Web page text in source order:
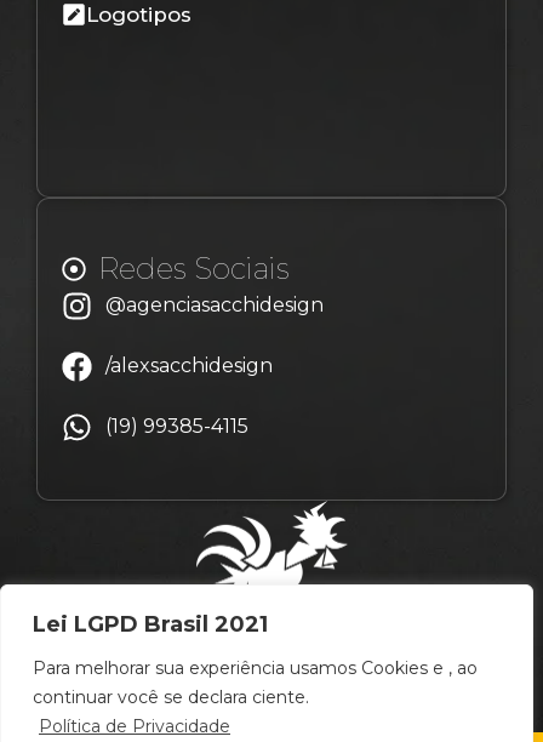
Lei LGPD Brasil 2021
Para melhorar sua experiência usamos Cookies e , ao
continuar você se declara ciente.
Política de Privacidade
Logotipos
Redes Sociais
@agenciasacchidesign
/alexsacchidesign
(19) 99385-4115